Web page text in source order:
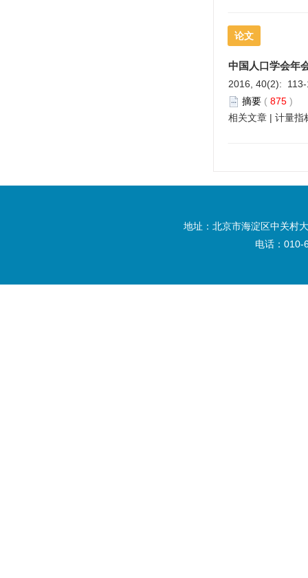
论文
中国人口学会年
2016, 40(2):
摘要 ( 875 )
相关文章 | 计量指
地址：北京市海淀区中关村
电话：